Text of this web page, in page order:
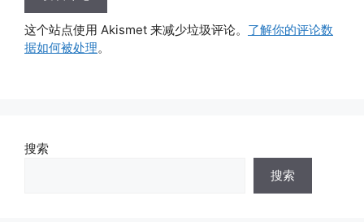
这个站点使用 Akismet 来减少垃圾评论。 了解你的评论数
据如何被处理。
搜索
搜索